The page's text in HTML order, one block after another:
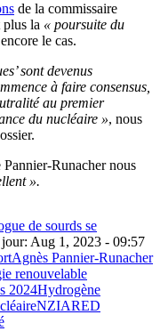
de la commissaire
plus la « poursuite du
le cas.
sont devenus
à faire consensus,
au premier
du nucléaire », nous
Runacher nous
».
de sourds se
Aug 1, 2023 - 09:57
Agnès Pannier-Runacher
renouvelable
2024Hydrogène
NZIARED